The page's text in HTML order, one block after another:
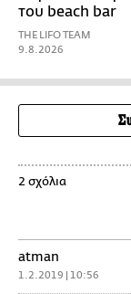
του beach bar
THE LIFO TEAM
9.8.2026
2 σχόλια
atman
1.2.2019 | 10:56